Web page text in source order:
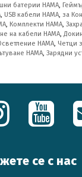
батерии HAMA,
, USB кабели HAMA, за
, Комплекти HAMA,
на кабели HAMA,
HAMA, Четци
HAMA, Зарядни
се с нас